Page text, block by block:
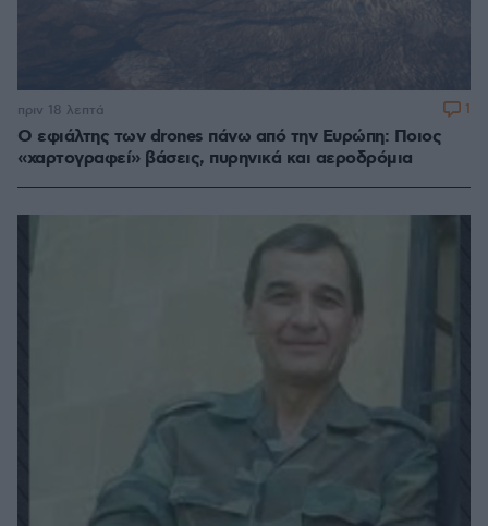
Ο εφιάλτης των drones πάνω από την Ευρώπη: Ποιος
«χαρτογραφεί» βάσεις, πυρηνικά και αεροδρόμια
πριν 18 λεπτά 1